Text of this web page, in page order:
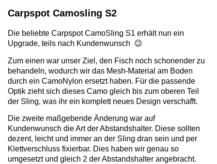
Carpspot Camosling S2
Die beliebte Carpspot CamoSling S1 erhält nun ein
Upgrade, teils nach Kundenwunsch 😉
Zum einen war unser Ziel, den Fisch noch schonender zu
behandeln, wodurch wir das Mesh-Material am Boden
durch ein CamoNylon ersetzt haben. Für die passende
Optik zieht sich dieses Camo gleich bis zum oberen Teil
der Sling, was ihr ein komplett neues Design verschafft.
Die zweite maßgebende Änderung war auf
Kundenwunsch die Art der Abstandshalter. Diese sollten
dezent, leicht und immer an der Sling dran sein und per
Klettverschluss fixierbar. Dies haben wir genau so
umgesetzt und gleich 2 der Abstandshalter angebracht.